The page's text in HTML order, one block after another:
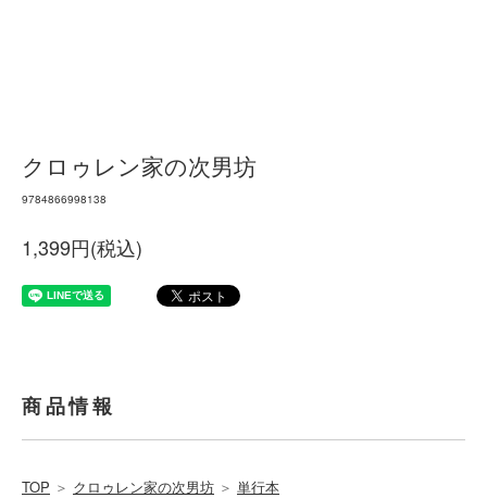
クロゥレン家の次男坊
9784866998138
1,399円(税込)
商品情報
TOP ＞ クロゥレン家の次男坊 ＞ 単行本